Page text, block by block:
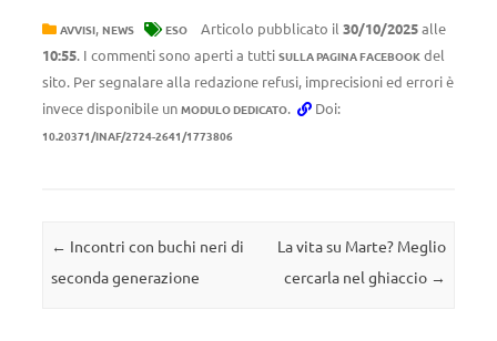
AVVISI, NEWS ESO Articolo pubblicato il 30/10/2025alle
10:55. I commenti sono aperti a tutti SULLA PAGINA FACEBOOK del
sito. Per segnalare alla redazione refusi, imprecisioni ed errori è
invece disponibile un MODULO DEDICATO. Doi:
10.20371/INAF/2724-2641/1773806
Navigazione articolo
← Incontri con buchi neri di
seconda generazione
La vita su Marte? Meglio
cercarla nel ghiaccio →